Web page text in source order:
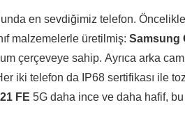
en sevdiğimiz telefon.
malzemelerle üretilmiş: Samsung
çerçeveye sahip. Ayrıca arka
iki telefon da IP68 sertifikası ile
FE 5G daha ince ve daha hafif,